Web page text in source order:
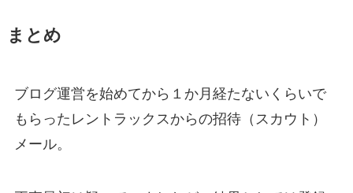
まとめ
ブログ運営を始めてから１か月経たないくらいで
もらったレントラックスからの招待（スカウト）
メール。